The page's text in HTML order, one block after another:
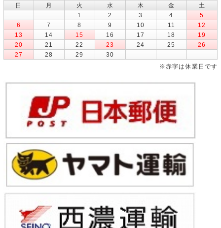
日
月 火 水 木 金
土
1
2 3 4
5
6
7 8 9 10 11
12
13
14 15 16 17 18
19
20
21 22 23 24 25
26
27
28 29
30
※赤字は休業日です